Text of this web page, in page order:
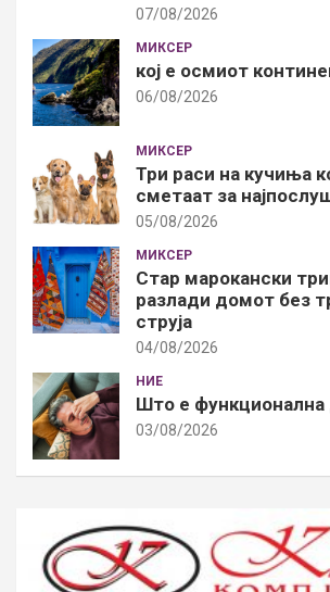
07/08/2026
МИКСЕР
кој е осмиот
06/08/2026
МИКСЕР
Три раси на кучиња
сметаат за
05/08/2026
МИКСЕР
Стар марокански
разлади домот без
струја
04/08/2026
НИЕ
Што е функционална
03/08/2026